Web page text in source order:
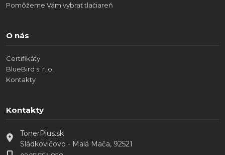
Pomôžeme Vám vybrať tlačiareň
O nás
Certifikáty
BlueBird s. r. o.
Kontakty
Kontakty
TonerPlus.sk
Sládkovičovo - Malá Mača, 92521